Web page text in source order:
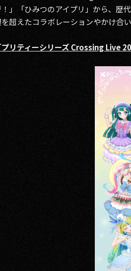
」「ひみつのアイプリ」から、歴
超えたコラボレーションやかけ合
プリティーシリーズ Crossing Live